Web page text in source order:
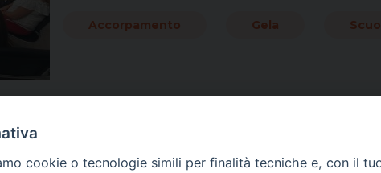
Accorpamento Gela
cookie o tecnologie simili per finalità tecniche e, con il